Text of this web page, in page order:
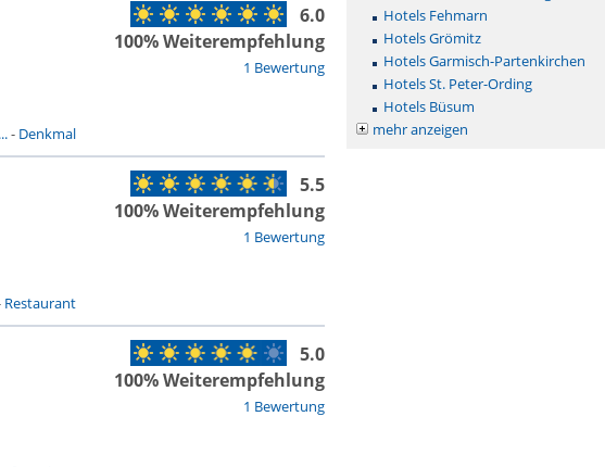
1 Bewertung
6.0
100% Weiterempfehlung
- Denkmal
1 Bewertung
5.5
100% Weiterempfehlung
Restaurant
1 Bewertung
5.0
100% Weiterempfehlung
Hotels Fehmarn
Hotels Grömitz
Hotels Garmisch-Partenkirchen
Hotels St. Peter-Ording
Hotels Büsum
mehr anzeigen